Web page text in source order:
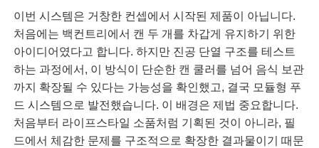
이번 시스템은 거창한 컨셉에서 시작된 제품이 아닙니다.
처음에는 백컨트리에서 캔 두 개를 차갑게 유지하기 위한
아이디어였다고 합니다. 하지만 진공 단열 구조를 테스트
하는 과정에서, 이 방식이 단순한 캔 쿨러를 넘어 음식 보관
까지 확장될 수 있다는 가능성을 확인했고, 결국 모듈형 푸
드 시스템으로 발전했습니다. 이 배경은 제법 중요합니다.
처음부터 라이프스타일 소품처럼 기획된 것이 아니라, 필
드에서 체감한 문제를 구조적으로 확장한 결과물이기 때문